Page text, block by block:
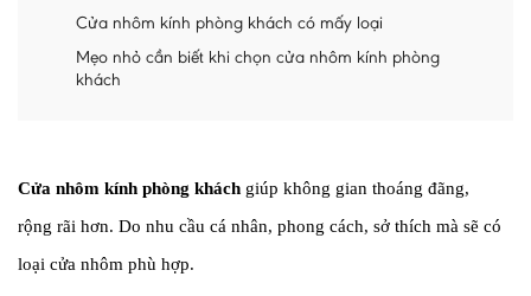
Cửa nhôm kính phòng khách có mấy loại
Mẹo nhỏ cần biết khi chọn cửa nhôm kính phòng
khách
Cửa nhôm kính phòng khách giúp không gian thoáng đãng,
rộng rãi hơn. Do nhu cầu cá nhân, phong cách, sở thích mà sẽ có
loại cửa nhôm phù hợp.